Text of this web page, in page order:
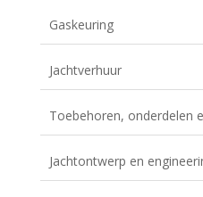
Gaskeuring
Jachtverhuur
Toebehoren, onderdelen
Jachtontwerp en